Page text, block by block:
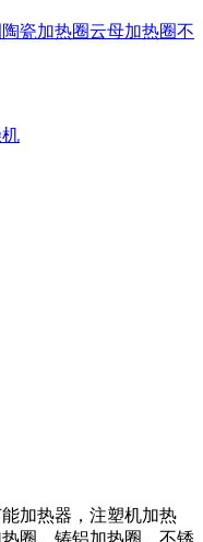
陶瓷加热圈云母加热圈不
加热器，注塑机加热
圈、铸铝加热圈、不锈